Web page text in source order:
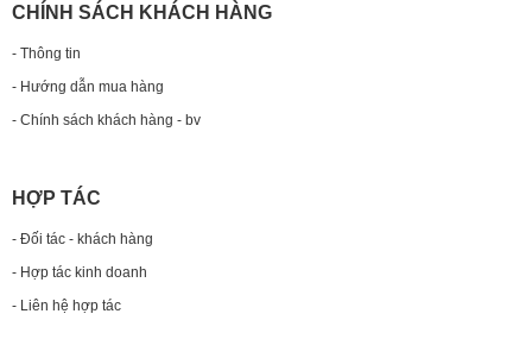
CHÍNH SÁCH KHÁCH HÀNG
- Thông tin
- Hướng dẫn mua hàng
- Chính sách khách hàng - bv
HỢP TÁC
- Đối tác - khách hàng
- Hợp tác kinh doanh
- Liên hệ hợp tác